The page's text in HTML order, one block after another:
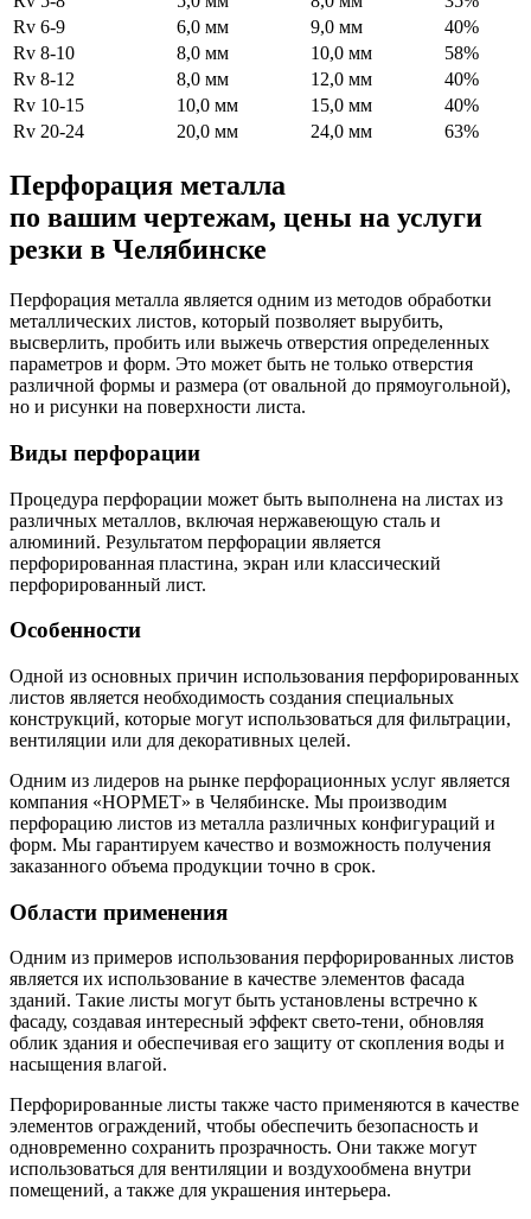
Rv 6-9
6,0 мм 9,0 мм
40%
Rv 8-10
8,0 мм 10,0 мм
58%
Rv 8-12
8,0 мм 12,0 мм
40%
Rv 10-15
10,0 мм 15,0 мм
40%
Rv 20-24
20,0 мм 24,0 мм 63%
Перфорация металла
по вашим чертежам, цены на услуги
резки в Челябинске
Перфорация металла является одним из методов обработки
металлических листов, который позволяет вырубить,
высверлить, пробить или выжечь отверстия определенных
параметров и форм. Это может быть не только отверстия
различной формы и размера (от овальной до прямоугольной),
но и рисунки на поверхности листа.
Виды перфорации
Процедура перфорации может быть выполнена на листах из
различных металлов, включая нержавеющую сталь и
алюминий. Результатом перфорации является
перфорированная пластина, экран или классический
перфорированный лист.
Особенности
Одной из основных причин использования перфорированных
листов является необходимость создания специальных
конструкций, которые могут использоваться для фильтрации,
вентиляции или для декоративных целей.
Одним из лидеров на рынке перфорационных услуг является
компания «НОРМЕТ» в Челябинске. Мы производим
перфорацию листов из металла различных конфигураций и
форм. Мы гарантируем качество и возможность получения
заказанного объема продукции точно в срок.
Области применения
Одним из примеров использования перфорированных листов
является их использование в качестве элементов фасада
зданий. Такие листы могут быть установлены встречно к
фасаду, создавая интересный эффект свето-тени, обновляя
облик здания и обеспечивая его защиту от скопления воды и
насыщения влагой.
Перфорированные листы также часто применяются в качестве
элементов ограждений, чтобы обеспечить безопасность и
одновременно сохранить прозрачность. Они также могут
использоваться для вентиляции и воздухообмена внутри
помещений, а также для украшения интерьера.